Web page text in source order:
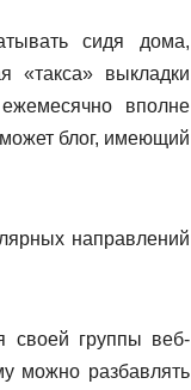
сидя дома,
«такса» выкладки
вполне
блог, имеющий
направлений
своей группы веб-
можно разбавлять